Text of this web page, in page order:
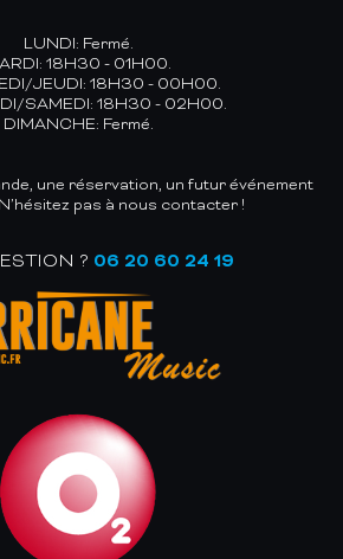
LUNDI: Fermé.
18H30 - 01H00.
JEUDI: 18H30 - 00H00.
SAMEDI: 18H30 - 02H00.
DIMANCHE: Fermé.
une réservation, un futur événement
pas à nous contacter !
? 06 20 60 24 19